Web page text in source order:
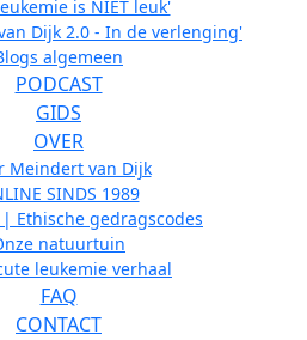
is NIET leuk'
Dijk 2.0 - In de verlenging'
algemeen
PODCAST
GIDS
OVER
Meindert van Dijk
SINDS 1989
Ethische gedragscodes
natuurtuin
leukemie verhaal
FAQ
CONTACT